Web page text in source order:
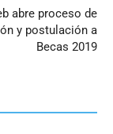
abre proceso de
y postulación a
Becas 2019